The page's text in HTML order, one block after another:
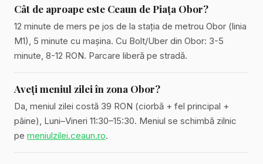
Cât de aproape este Ceaun de Piața Obor?
12 minute de mers pe jos de la stația de metrou Obor (linia
M1), 5 minute cu mașina. Cu Bolt/Uber din Obor: 3-5
minute, 8-12 RON. Parcare liberă pe stradă.
Aveți meniul zilei în zona Obor?
Da, meniul zilei costă 39 RON (ciorbă + fel principal +
pâine), Luni–Vineri 11:30–15:30. Meniul se schimbă zilnic
pe meniulzilei.ceaun.ro.